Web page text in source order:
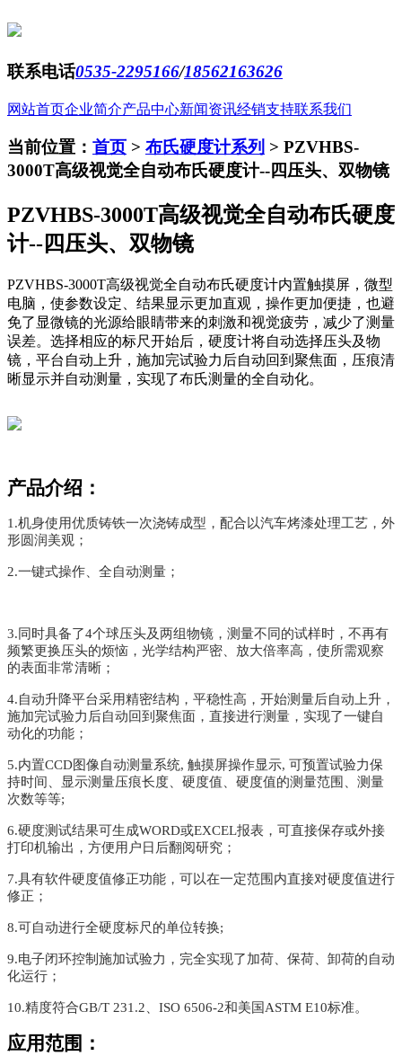
联系电话0535-2295166/18562163626
网站首页企业简介产品中心新闻资讯经销支持联系我们
当前位置： 首页 > 布氏硬度计系列 > PZVHBS-
3000T高级视觉全自动布氏硬度计--四压头、双物镜
PZVHBS-3000T高级视觉全自动布氏硬度
计--四压头、双物镜
PZVHBS-3000T高级视觉全自动布氏硬度计内置触摸屏，微型
电脑，使参数设定、结果显示更加直观，操作更加便捷，也避
免了显微镜的光源给眼睛带来的刺激和视觉疲劳，减少了测量
误差。选择相应的标尺开始后，硬度计将自动选择压头及物
镜，平台自动上升，施加完试验力后自动回到聚焦面，压痕清
晰显示并自动测量，实现了布氏测量的全自动化。
产品介绍：
1.机身使用优质铸铁一次浇铸成型，配合以汽车烤漆处理工艺，外
形圆润美观；
2.一键式操作、全自动测量；
3.同时具备了4个球压头及两组物镜，测量不同的试样时，不再有
频繁更换压头的烦恼，光学结构严密、放大倍率高，使所需观察
的表面非常清晰；
4.自动升降平台采用精密结构，平稳性高，开始测量后自动上升，
施加完试验力后自动回到聚焦面，直接进行测量，实现了一键自
动化的功能；
5.内置CCD图像自动测量系统, 触摸屏操作显示, 可预置试验力保
持时间、显示测量压痕长度、硬度值、硬度值的测量范围、测量
次数等等;
6.硬度测试结果可生成WORD或EXCEL报表，可直接保存或外接
打印机输出，方便用户日后翻阅研究；
7.具有软件硬度值修正功能，可以在一定范围内直接对硬度值进行
修正；
8.可自动进行全硬度标尺的单位转换;
9.电子闭环控制施加试验力，完全实现了加荷、保荷、卸荷的自动
化运行；
10.精度符合GB/T 231.2、ISO 6506-2和美国ASTM E10标准。
应用范围：